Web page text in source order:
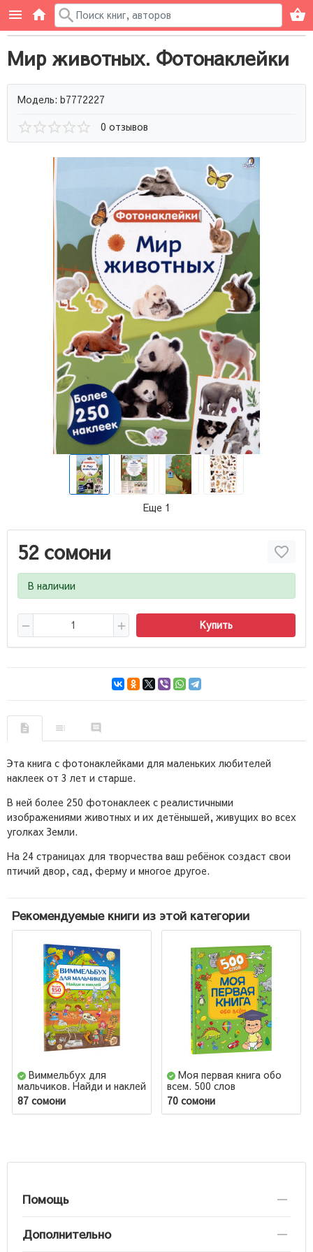
Мир животных. Фотонаклейки
Модель: b7772227
0 отзывов
Еще 1
52 сомони
В наличии
Купить
Эта книга с фотонаклейками для маленьких любителей
наклеек от 3 лет и старше.
В ней более 250 фотонаклеек с реалистичными
изображениями животных и их детёнышей, живущих во всех
уголках Земли.
На 24 страницах для творчества ваш ребёнок создаст свои
птичий двор, сад, ферму и многое другое.
Рекомендуемые книги из этой категории
Виммельбух для
мальчиков. Найди и наклей
87 сомони
Моя первая книга обо
всем. 500 слов
70 сомони
Помощь
Дополнительно